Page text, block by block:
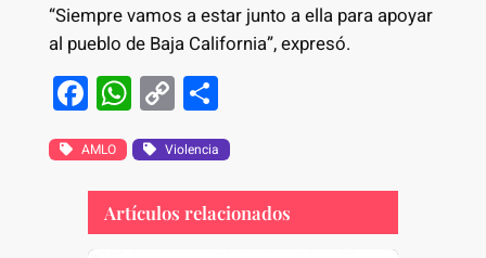
“Siempre vamos a estar junto a ella para apoyar
al pueblo de Baja California”, expresó.
F
a
c
e
b
W
h
at
s
A
C
o
p
y
Li
S
h
ar
e
AMLO Violencia
Artículos relacionados